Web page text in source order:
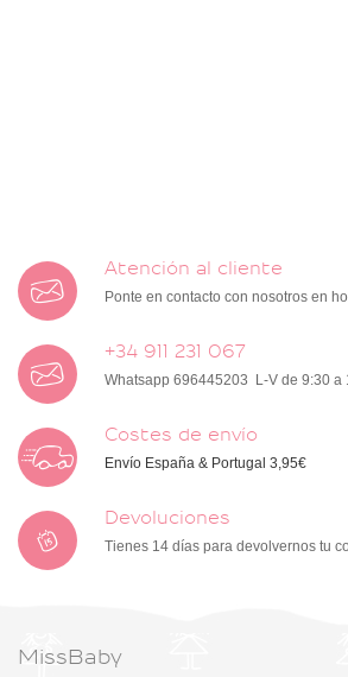
Atención al cliente
Ponte en contacto con nosotros en
+34 911 231 067
Whatsapp 696445203 L-V de 9:30 a
Costes de envío
Envío España & Portugal 3,95€
Devoluciones
Tienes 14 días para devolvernos tu
MissBaby